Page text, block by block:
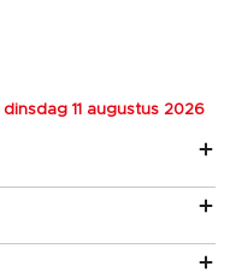
11 augustus 2026